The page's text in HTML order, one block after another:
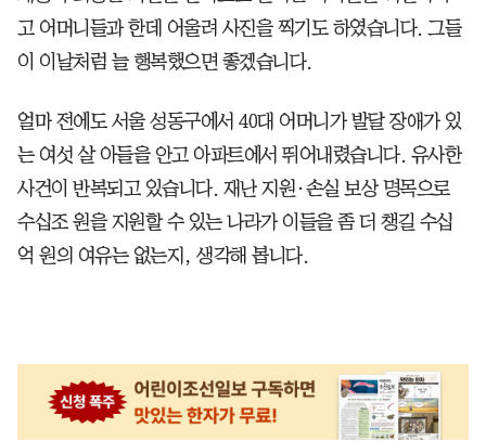
고 어머니들과 한데 어울려 사진을 찍기도 하였습니다. 그들
이 이날처럼 늘 행복했으면 좋겠습니다.
얼마 전에도 서울 성동구에서 40대 어머니가 발달 장애가 있
는 여섯 살 아들을 안고 아파트에서 뛰어내렸습니다. 유사한
사건이 반복되고 있습니다. 재난 지원·손실 보상 명목으로
수십조 원을 지원할 수 있는 나라가 이들을 좀 더 챙길 수십
억 원의 여유는 없는지, 생각해 봅니다.